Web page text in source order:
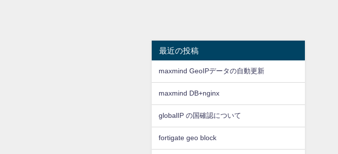
最近の投稿
maxmind GeoIPデータの自動更新
maxmind DB+nginx
globalIP の国確認について
fortigate geo block